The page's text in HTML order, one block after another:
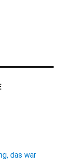
das war